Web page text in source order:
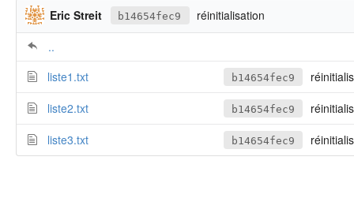
Eric Streit b14654fec9
réinitialisation
..
liste1.txt
b14654fec9
liste2.txt
b14654fec9
liste3.txt
b14654fec9